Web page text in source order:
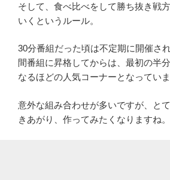
そして、食べ比べをして勝ち抜き戦
いくというルール。
30分番組だった頃は不定期に開催さ
間番組に昇格してからは、最初の半
なるほどの人気コーナーとなっていま
意外な組み合わせが多いですが、と
きあがり、作ってみたくなりますね。